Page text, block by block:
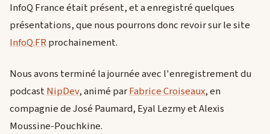
InfoQ France était présent, et a enregistré quelques
présentations, que nous pourrons donc revoir sur le site
InfoQ.FRprochainement.
Nous avons terminé la journée avec l'enregistrement du
podcastNipDev, animé parFabrice Croiseaux, en
compagnie de José Paumard, Eyal Lezmy et Alexis
Moussine-Pouchkine.